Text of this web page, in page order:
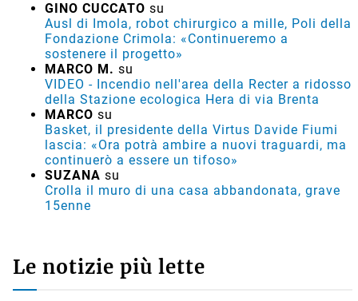
GINO CUCCATO su
Ausl di Imola, robot chirurgico a mille, Poli della
Fondazione Crimola: «Continueremo a
sostenere il progetto»
MARCO M. su
VIDEO - Incendio nell'area della Recter a ridosso
della Stazione ecologica Hera di via Brenta
MARCO su
Basket, il presidente della Virtus Davide Fiumi
lascia: «Ora potrà ambire a nuovi traguardi, ma
continuerò a essere un tifoso»
SUZANA su
Crolla il muro di una casa abbandonata, grave
15enne
Le notizie più lette